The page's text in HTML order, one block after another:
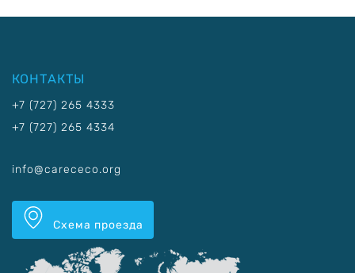
КОНТАКТЫ
+7 (727) 265 4333
+7 (727) 265 4334
info@carececo.org
Схема проезда